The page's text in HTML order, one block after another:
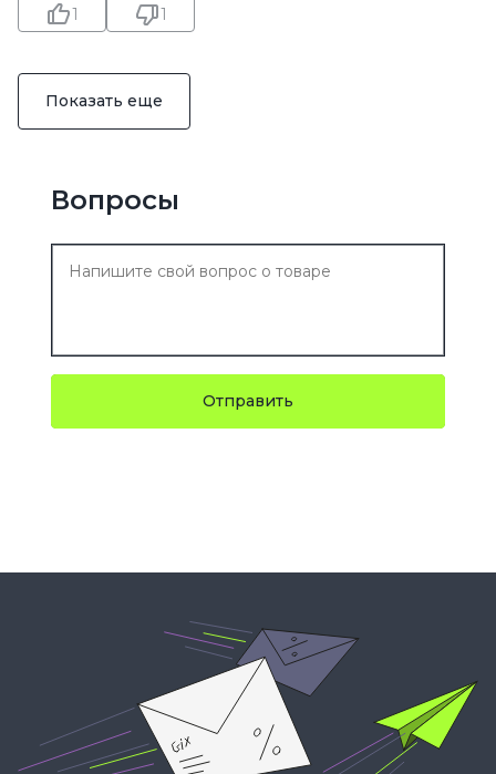
1 1
Показать еще
Вопросы
Отправить